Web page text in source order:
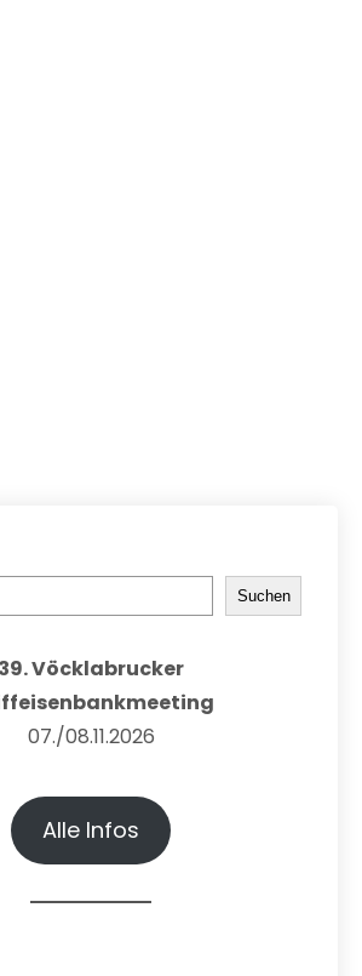
Suchen
39. Vöcklabrucker
07./08.11.2026
Alle Infos